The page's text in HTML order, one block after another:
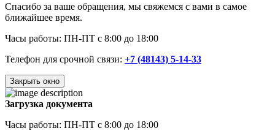
Спасибо за ваше обращения, мы свяжемся с вами в самое
ближайшее время.
Часы работы: ПН-ПТ с 8:00 до 18:00
Телефон для срочной связи: +7 (48143) 5-14-33
Закрыть окно
Загрузка документа
Часы работы: ПН-ПТ с 8:00 до 18:00